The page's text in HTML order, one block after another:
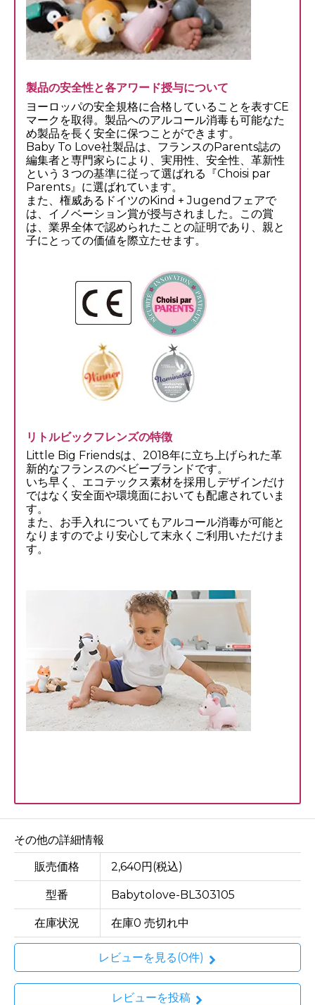
製品の安全性と各アワード授与について
ヨーロッパの安全規格に合格していることを表すCE
マークを取得。製品へのアルコール消毒も可能なた
め製品を長く安全に保つことができます。
Baby To Love社製品は、フランスのParents誌の
編集者と専門家らにより、実用性、安全性、革新性
という３つの基準に従って選ばれる『Choisi par
Parents』に選ばれています。
また、権威あるドイツのKind + Jugendフェアで
は、イノベーション賞が授与されました。この賞
は、業界全体で認められたことの証明であり、親と
子にとっての価値を際立たせます。
リトルビックフレンズの特徴
Little Big Friendsは、2018年に立ち上げられた革
新的なフランスのベビーブランドです。
いち早く、エコテックス素材を採用しデザインだけ
ではなく安全面や環境面においても配慮されていま
す。
また、お手入れについてもアルコール消毒が可能と
なりますのでより安心して末永くご利用いただけま
す。
その他の詳細情報
販売価格 2,640円(税込)
型番 Babytolove-BL303105
在庫状況 在庫0 売切れ中
レビューを見る(0件)
レビューを投稿